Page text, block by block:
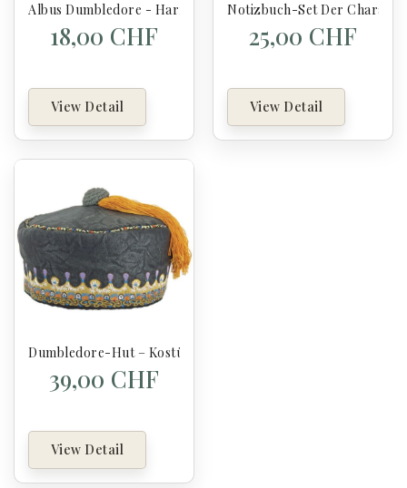
Albus Dumbledore - Harry Potter (15) - Pop Movies
18,00 CHF
View Detail
Notizbuch-Set Der
25,00 CHF
View Detail
Dumbledore-Hut – Kostüm – Harry Potter
39,00 CHF
View Detail